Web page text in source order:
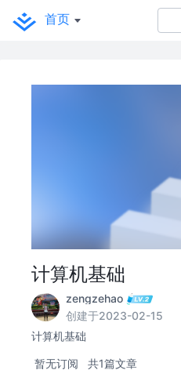
首页
计算机基础
zengzehao
创建于2023-02-15
计算机基础
暂无订阅 共1篇文章